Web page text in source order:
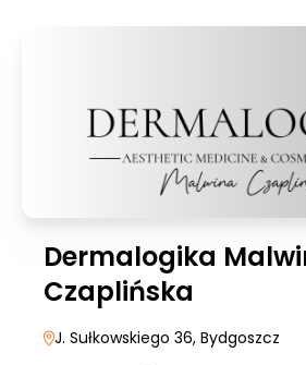
Dermalogika
Czaplińska
J. Sułkowskiego 36, Bydgoszcz